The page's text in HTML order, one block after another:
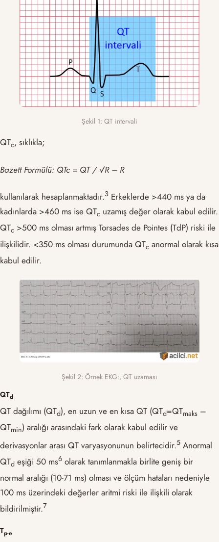
Şekil 1: QT intervali
QTc, sıklıkla;
Bazett Formülü: QTc = QT / √R – R
kullanılarak hesaplanmaktadır.​3​ Erkeklerde >440 ms ya da
kadınlarda >460 ms ise QTc uzamış değer olarak kabul edilir.
QTc >500 ms olması artmış Torsades de Pointes (TdP) riski ile
ilişkilidir. <350 ms olması durumunda QTc anormal olarak kısa
kabul edilir.
Şekil 2: Örnek EKG:, QT uzaması
QTd
QT dağılımı (QTd), en uzun ve en kısa QT (QTd=QTmaks –
QTmin) aralığı arasındaki fark olarak kabul edilir ve
derivasyonlar arası QT varyasyonunun belirtecidir.​5​ Anormal
QTd eşiği 50 ms​6​ olarak tanımlanmakla birlite geniş bir
normal aralığı (10-71 ms) olması ve ölçüm hataları nedeniyle
100 ms üzerindeki değerler aritmi riski ile ilişkili olarak
bildirilmiştir.​7​
Tp-e